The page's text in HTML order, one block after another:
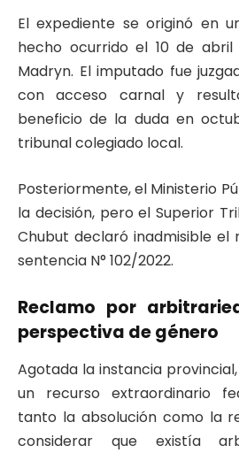
El expediente se originó en
hecho ocurrido el 10 de
Madryn. El imputado fue
con acceso carnal y
beneficio de la duda en
tribunal colegiado local.
Posteriormente, el Ministerio
la decisión, pero el Superior
Chubut declaró inadmisible el
sentencia N° 102/2022.
Reclamo por
perspectiva de género
Agotada la instancia
un recurso extraordinario
tanto la absolución como la
considerar que existía